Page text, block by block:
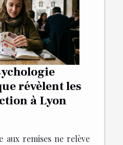
révèlent les
à Lyon
aux remises ne relève